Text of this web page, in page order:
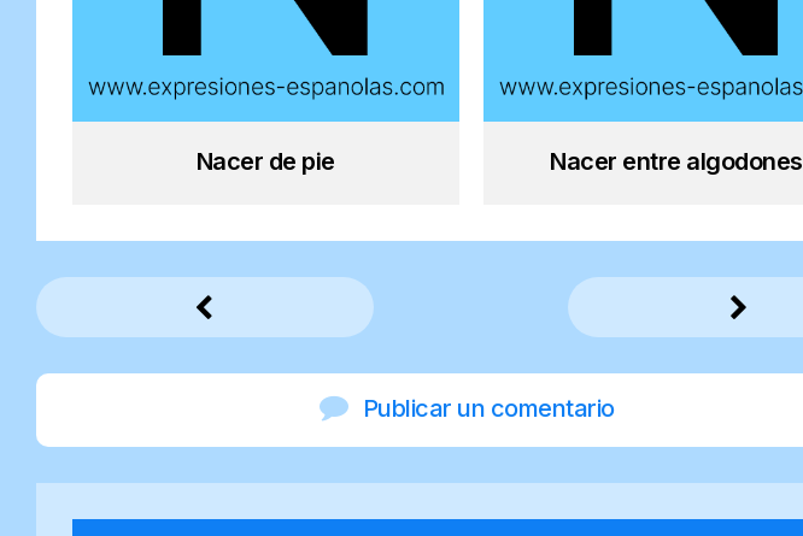
Nacer de pie Nacer entre algodones
Publicar un comentario